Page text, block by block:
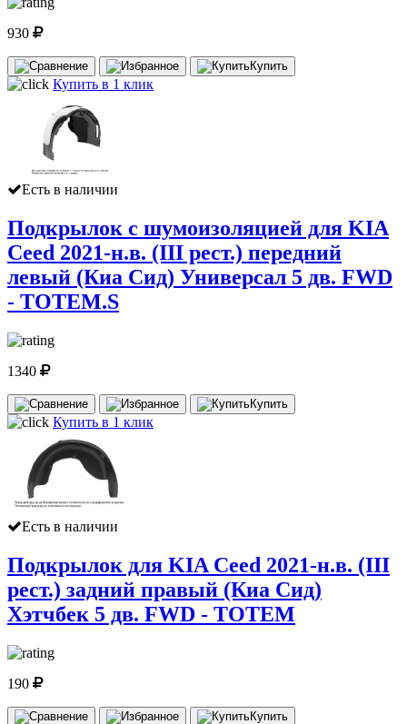
930
Купить
Купить в 1 клик
Есть в наличии
Подкрылок с шумоизоляцией для KIA
Ceed 2021-н.в. (III рест.) передний
левый (Киа Сид) Универсал 5 дв. FWD
- TOTEM.S
1340
Купить
Купить в 1 клик
Есть в наличии
Подкрылок для KIA Ceed 2021-н.в. (III
рест.) задний правый (Киа Сид)
Хэтчбек 5 дв. FWD - TOTEM
190
Купить